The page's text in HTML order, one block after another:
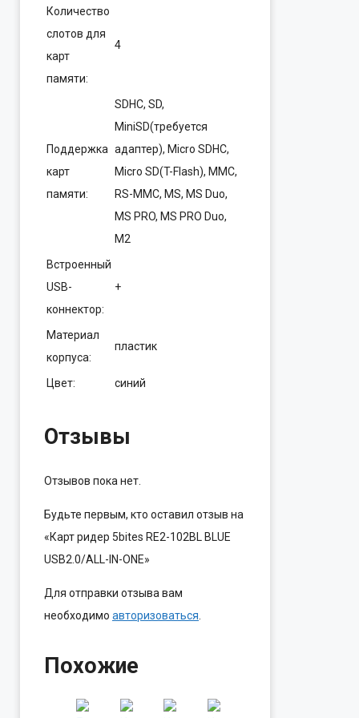
Количество
слотов для
карт
памяти:
4
Поддержка
карт
памяти:
SDHC, SD,
MiniSD(требуется
адаптер), Micro SDHC,
Micro SD(T-Flash), MMC,
RS-MMC, MS, MS Duo,
MS PRO, MS PRO Duo,
M2
Встроенный
USB-
коннектор:
+
Материал
корпуса:
пластик
Цвет: синий
Отзывы
Отзывов пока нет.
Будьте первым, кто оставил отзыв на
«Карт ридер 5bites RE2-102BL BLUE
USB2.0/ALL-IN-ONE»
Для отправки отзыва вам
необходимо авторизоваться
Похожие